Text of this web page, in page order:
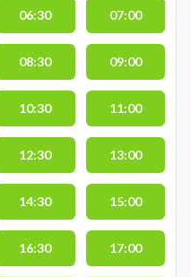
06:30 07:00
08:30 09:00
10:30 11:00
12:30 13:00
14:30 15:00
16:30 17:00